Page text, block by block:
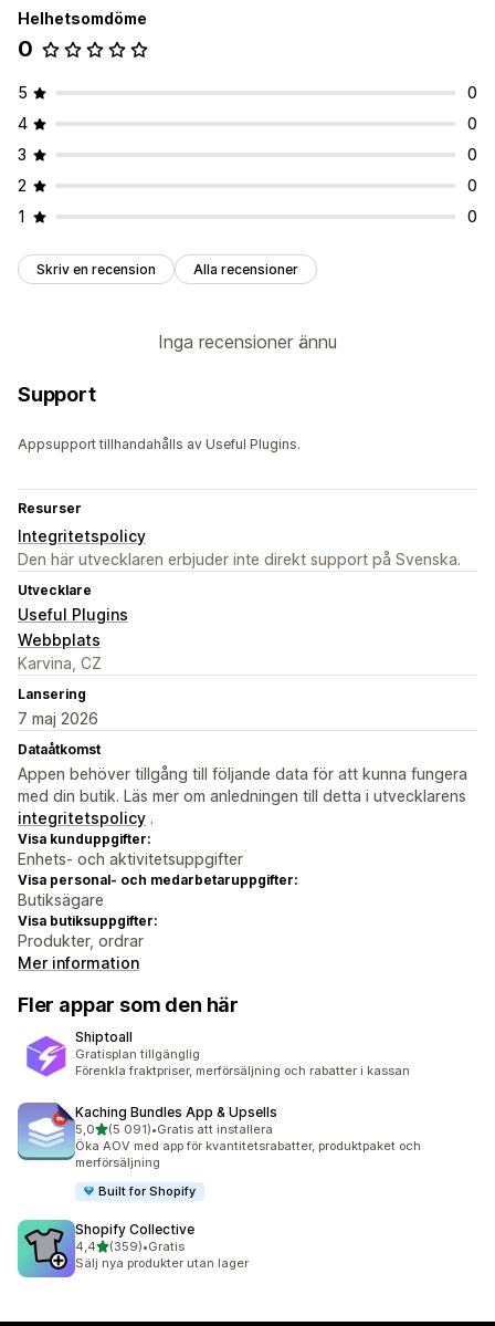
Helhetsomdöme
0
5
0
4
0
3
0
2
0
1
0
Skriv en recension Alla recensioner
Inga recensioner ännu
Support
Appsupport tillhandahålls av Useful Plugins.
Resurser
Integritetspolicy
Den här utvecklaren erbjuder inte direkt support på Svenska.
Utvecklare
Useful Plugins
Webbplats
Karvina, CZ
Lansering
7 maj 2026
Dataåtkomst
Appen behöver tillgång till följande data för att kunna fungera
med din butik. Läs mer om anledningen till detta i utvecklarens
integritetspolicy .
Visa kunduppgifter:
Enhets- och aktivitetsuppgifter
Visa personal- och medarbetaruppgifter:
Butiksägare
Visa butiksuppgifter:
Produkter, ordrar
Mer information
Fler appar som den här
Shiptoall
Gratisplan tillgänglig
Förenkla fraktpriser, merförsäljning och rabatter i kassan
Kaching Bundles App & Upsells
5,0av 5 stjärnor
(5 091)
5091 recensioner totalt
•Gratis att installera
Öka AOV med app för kvantitetsrabatter, produktpaket och
merförsäljning
Built for Shopify
Shopify Collective
4,4av 5 stjärnor
(359)
359 recensioner totalt
•Gratis
Sälj nya produkter utan lager